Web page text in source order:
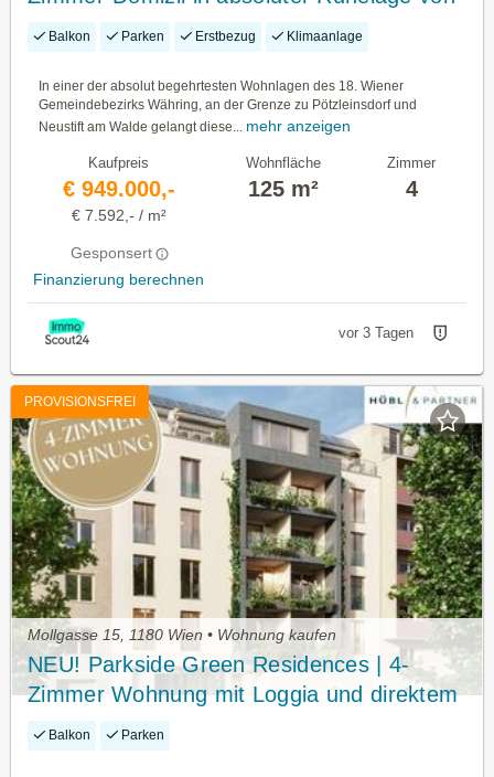
1180 Wien (inkl. MIELE-Küche, Tiefgarage,
Balkon Parken Erstbezug Klimaanlage
In einer der absolut begehrtesten Wohnlagen des 18. Wiener
Gemeindebezirks Währing, an der Grenze zu Pötzleinsdorf und
Neustift am Walde gelangt diese... mehr anzeigen
Kaufpreis
€ 949.000,-
€ 7.592,- / m²
Gesponsert
Finanzierung berechnen
Wohnfläche
125 m²
Zimmer
4
vor 3 Tagen
PROVISIONSFREI
Mollgasse 15, 1180 Wien • Wohnung kaufen
NEU! Parkside Green Residences | 4-
Zimmer Wohnung mit Loggia und direktem
Blick in den Park
Balkon Parken